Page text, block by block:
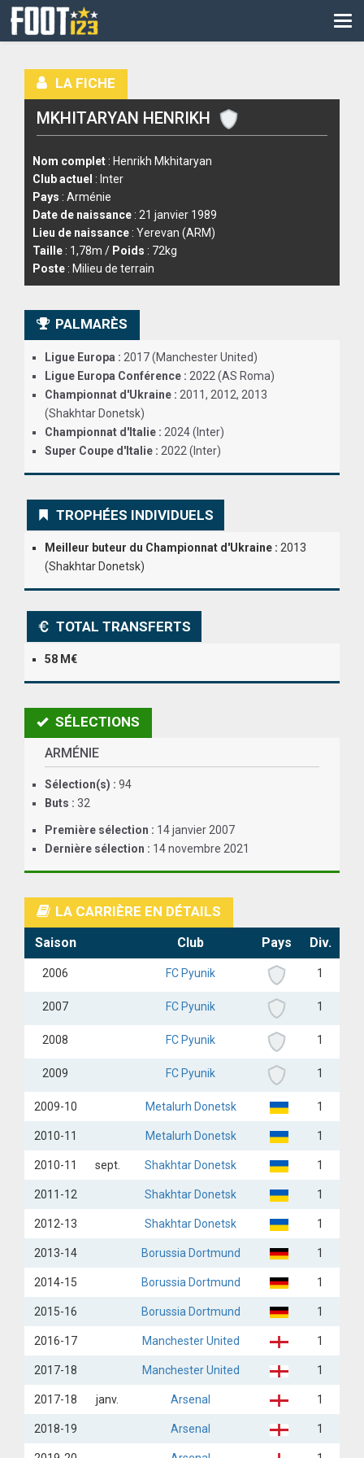
CM
LIGUE DES CHAMPIONS
LES DIRECTS
LIGUE 1
LIGUE 2
NATIONAL
COUPE DE FRANCE
COUPE DE LA LIGUE
ANGLETERRE
ESPAGNE
RECHERCHE
LA FICHE
MKHITARYAN HENRIKH
Nom complet : Henrikh Mkhitaryan
Club actuel : Inter
Pays : Arménie
Date de naissance : 21 janvier 1989
Lieu de naissance : Yerevan (ARM)
Taille : 1,78m / Poids : 72kg
Poste : Milieu de terrain
PALMARÈS
Ligue Europa : 2017 (Manchester United)
Ligue Europa Conférence : 2022 (AS Roma)
Championnat d'Ukraine : 2011, 2012, 2013
(Shakhtar Donetsk)
Championnat d'Italie : 2024 (Inter)
Super Coupe d'Italie : 2022 (Inter)
TROPHÉES INDIVIDUELS
Meilleur buteur du Championnat d'Ukraine : 2013
(Shakhtar Donetsk)
TOTAL TRANSFERTS
58 M€
SÉLECTIONS
ARMÉNIE
Sélection(s) : 94
Buts : 32
Première sélection : 14 janvier 2007
Dernière sélection : 14 novembre 2021
LA CARRIÈRE EN DÉTAILS
Saison Club Pays Div.
2006 FC Pyunik 1
2007 FC Pyunik 1
2008 FC Pyunik 1
2009 FC Pyunik 1
2009-10 Metalurh Donetsk 1
2010-11 Metalurh Donetsk 1
2010-11 sept. Shakhtar Donetsk 1
2011-12 Shakhtar Donetsk 1
2012-13 Shakhtar Donetsk 1
2013-14 Borussia Dortmund 1
2014-15 Borussia Dortmund 1
2015-16 Borussia Dortmund 1
2016-17 Manchester United 1
2017-18 Manchester United 1
2017-18 janv. Arsenal 1
2018-19 Arsenal 1